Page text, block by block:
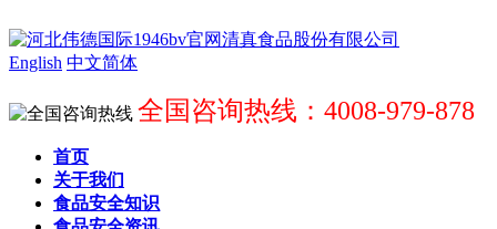
English 中文简体
全国咨询热线：4008-979-878
首页
关于我们
食品安全知识